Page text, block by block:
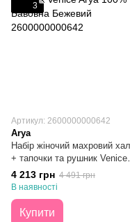
3
Артикул: 2600000000642
Arya
Набір жіночий махровий
+ тапочки та рушник Venice
Arya 100% Бавовна Бежевий
S/M
4 213 грн 4 491 грн
В наявності
Купити